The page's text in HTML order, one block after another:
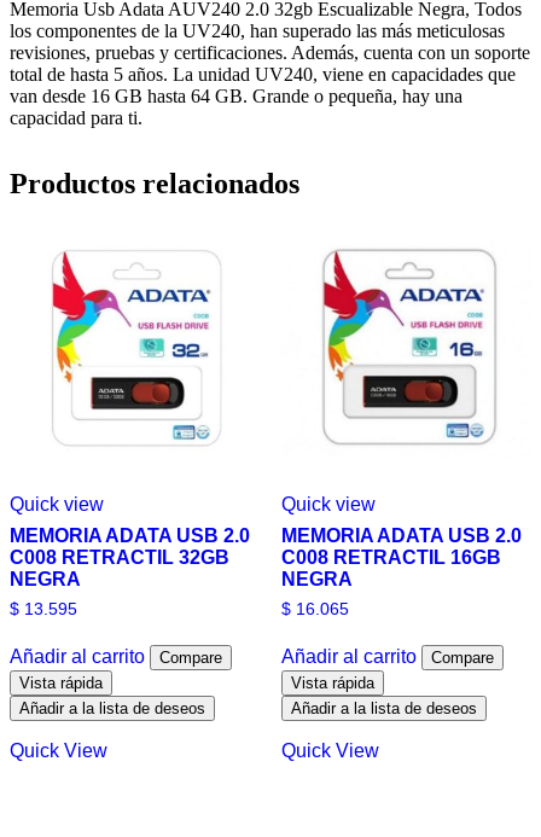
Memoria Usb Adata AUV240 2.0 32gb Escualizable Negra, Todos
los componentes de la UV240, han superado las más meticulosas
revisiones, pruebas y certificaciones. Además, cuenta con un soporte
total de hasta 5 años. La unidad UV240, viene en capacidades que
van desde 16 GB hasta 64 GB. Grande o pequeña, hay una
capacidad para ti.
Productos relacionados
Quick view
MEMORIA ADATA USB 2.0
C008 RETRACTIL 32GB
NEGRA
$ 13.595
Añadir al carrito
Compare
Vista rápida
Añadir a la lista de deseos
Quick View
Quick view
MEMORIA ADATA USB 2.0
C008 RETRACTIL 16GB
NEGRA
$16.065
Añadir al carrito
Compare
Vista rápida
Añadir a la lista de deseos
Quick View